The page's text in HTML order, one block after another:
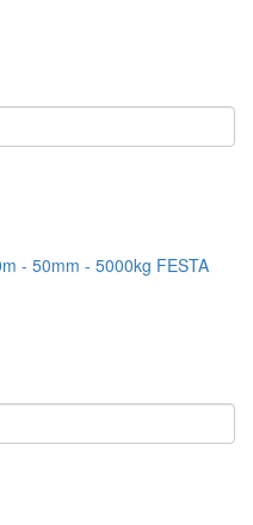
- 50mm - 5000kg FESTA